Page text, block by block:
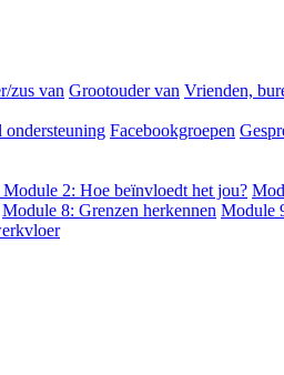
zus van Grootouder van Vrienden,
ondersteuning Facebookgroepen
Module 2: Hoe beïnvloedt het jou?
Module 8: Grenzen herkennen Module